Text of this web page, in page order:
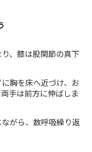
、膝は股関節の真下
胸を床へ近づけ、お
手は前方に伸ばしま
がら、数呼吸繰り返